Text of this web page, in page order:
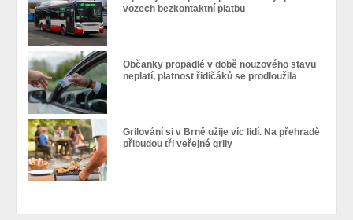
vozech bezkontaktní platbu
Občanky propadlé v době nouzového stavu
neplatí, platnost řidičáků se prodloužila
Grilování si v Brně užije víc lidí. Na přehradě
přibudou tři veřejné grily